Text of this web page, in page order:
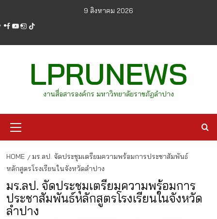
content
9 สิงหาคม 2026
facebook
youtube
instagram
tiktok
LPRUNEWS
งานสื่อสารองค์กร มหาวิทยาลัยราชภัฏลำปาง
Menu
HOME
มร.ลป. จัดประชุมเตรียมความพร้อมการประชาสัมพันธ์
หลักสูตรโรงเรียนในจังหวัดลำปาง
มร.ลป. จัดประชุมเตรียมความพร้อมการ
ประชาสัมพันธ์หลักสูตรโรงเรียนในจังหวัด
ลำปาง